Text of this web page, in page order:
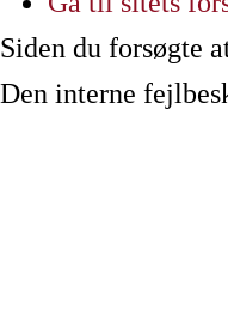
Siden du forsøgte
Den interne